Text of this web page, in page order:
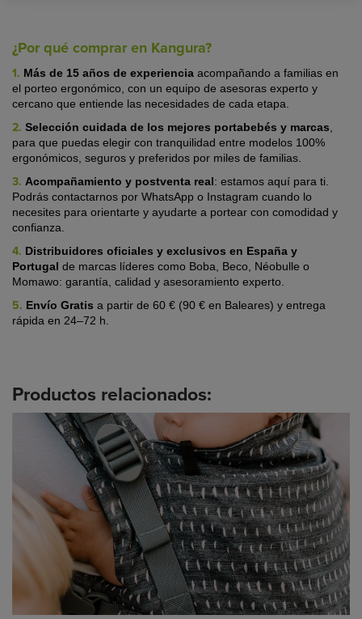
¿Por qué comprar en Kangura?
1. Más de 15 años de experiencia acompañando a familias en
el porteo ergonómico, con un equipo de asesoras experto y
cercano que entiende las necesidades de cada etapa.
2. Selección cuidada de los mejores portabebés y marcas
para que puedas elegir con tranquilidad entre modelos 100%
ergonómicos, seguros y preferidos por miles de familias.
3. Acompañamiento y postventa real: estamos aquí para ti.
Podrás contactarnos por WhatsApp o Instagram cuando lo
necesites para orientarte y ayudarte a portear con comodidad y
confianza.
4. Distribuidores oficiales y exclusivos en España y
Portugal de marcas líderes como Boba, Beco, Néobulle o
Momawo: garantía, calidad y asesoramiento experto.
5. Envío Gratis a partir de 60 € (90 € en Baleares) y entrega
rápida en 24–72 h.
Productos relacionados: